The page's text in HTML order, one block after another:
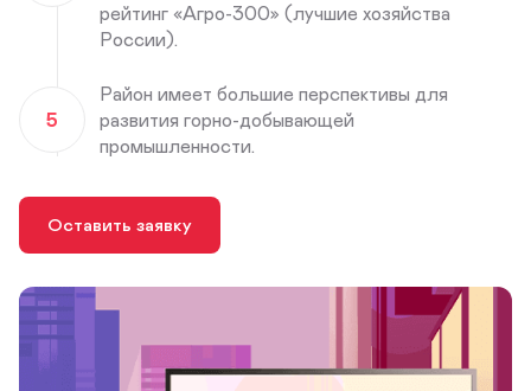
рейтинг «Агро-300» (лучшие хозяйства
России).
5
Район имеет большие перспективы для
развития горно-добывающей
промышленности.
Оставить заявку